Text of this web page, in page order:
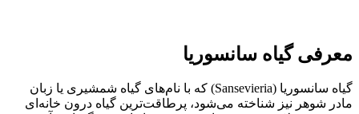
معرفی گیاه سانسوریا
گیاه سانسوریا (Sansevieria) که با نام‌های گیاه شمشیری یا زبان
مادر شوهر نیز شناخته می‌شود، پرطاقت‌ترین گیاه درون خانه‌ای